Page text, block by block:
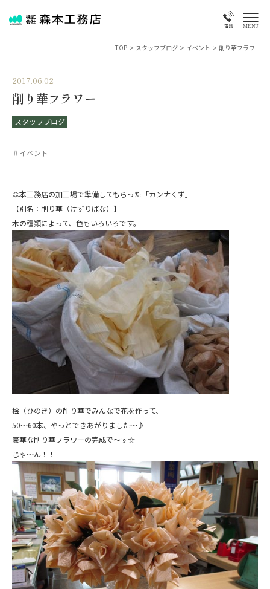
電話 MENU
TOP > スタッフブログ > イベント > 削り華フラワー
2017.06.02
削り華フラワー
スタッフブログ
＃イベント
森本工務店の加工場で準備してもらった「カンナくず」
【別名：削り華（けずりばな）】
木の種類によって、色もいろいろです。
桧（ひのき）の削り華でみんなで花を作って、
50～60本、やっとできあがりました～♪
豪華な削り華フラワーの完成で～す☆
じゃ～ん！！